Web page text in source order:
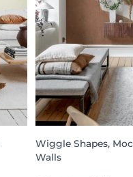
Wiggle Shapes,
Walls